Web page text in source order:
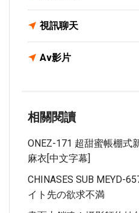
視訊聊天
Av影片
相關閱讀
ONEZ-171 超甜蜜帳棚式
麻衣[中文字幕]
CHINASES SUB MEYD-
イト先の欲求不満